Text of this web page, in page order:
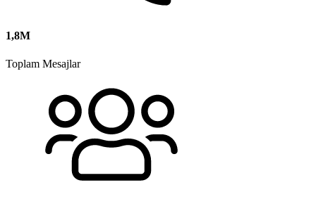
1,8M
Toplam Mesajlar